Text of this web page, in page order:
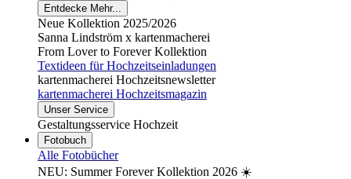
Entdecke Mehr...
Neue Kollektion 2025/2026
Sanna Lindström x kartenmacherei
From Lover to Forever Kollektion
Textideen für Hochzeitseinladungen
kartenmacherei Hochzeitsnewsletter
kartenmacherei Hochzeitsmagazin
Unser Service
Gestaltungsservice Hochzeit
Fotobuch
Alle Fotobücher
NEU: Summer Forever Kollektion 2026 ☀️